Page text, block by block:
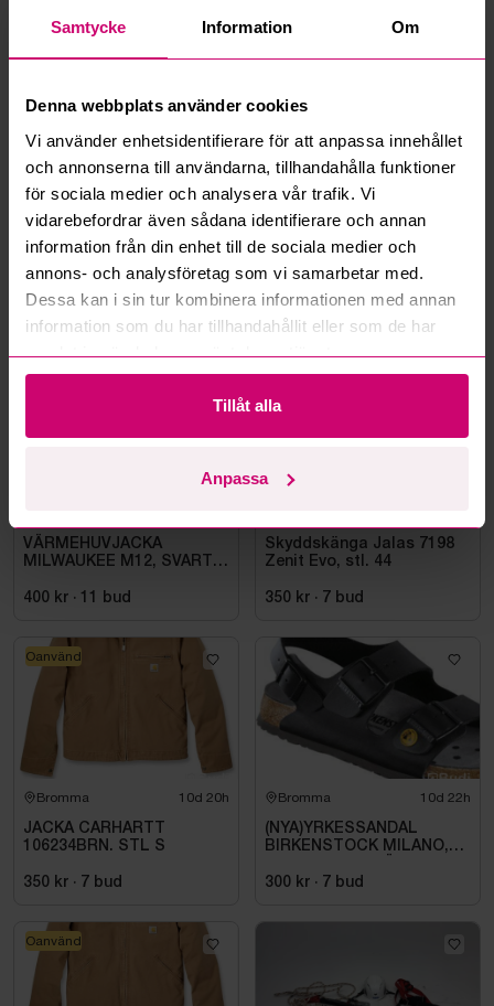
Samtycke Information Om
Denna webbplats använder cookies
Vi använder enhetsidentifierare för att anpassa innehållet
och annonserna till användarna, tillhandahålla funktioner
för sociala medier och analysera vår trafik. Vi
vidarebefordrar även sådana identifierare och annan
information från din enhet till de sociala medier och
annons- och analysföretag som vi samarbetar med.
Dessa kan i sin tur kombinera informationen med annan
information som du har tillhandahållit eller som de har
samlat in när du har använt deras tjänster.
Tillåt alla
Anpassa
Hur fungerar budmotorn?
Kan jag ångra ett bud?
Kan ni frakta mina vunna objekt?
Läs fler frågor och svar
Mer från samma kategori
VÄRMEHUVJACKA
MILWAUKEE M12, SVART
400 kr · 11 bud
Oanvänd
Skyddskänga Jalas 7198
Zenit Evo, stl. 44
350 kr · 7 bud
Oanvänd
Bromma 10d 20h
JACKA CARHARTT
106234BRN. STL S
350 kr · 7 bud
Oanvänd
Bromma 10d 22h
(NYA)YRKESSANDAL
BIRKENSTOCK MILANO,
SVART. STL 42
300 kr · 7 bud
Oanvänd